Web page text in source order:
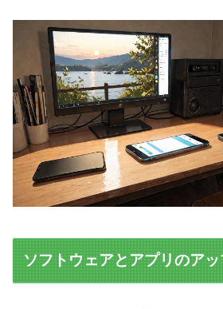
ソフトウェアとアプリのア